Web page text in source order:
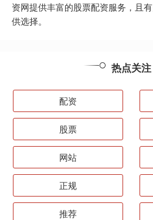
资网提供丰富的股票配资服务，且
供选择。
热点关注
配资
股票
网站
正规
推荐